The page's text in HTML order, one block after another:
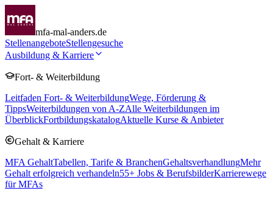
mfa-mal-anders.de
StellenangeboteStellengesuche
Ausbildung & Karriere
Fort- & Weiterbildung
Leitfaden Fort- & WeiterbildungWege, Förderung &
TippsWeiterbildungen von A-ZAlle Weiterbildungen im
ÜberblickFortbildungskatalogAktuelle Kurse & Anbieter
Gehalt & Karriere
MFA GehaltTabellen, Tarife & BranchenGehaltsverhandlungMehr
Gehalt erfolgreich verhandeln55+ Jobs & BerufsbilderKarrierewege
für MFAs